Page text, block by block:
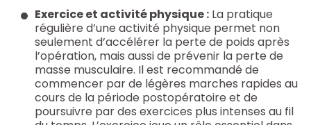
Exercice et activité physique : La pratique
régulière d’une activité physique permet non
seulement d’accélérer la perte de poids après
l’opération, mais aussi de prévenir la perte de
masse musculaire. Il est recommandé de
commencer par de légères marches rapides au
cours de la période postopératoire et de
poursuivre par des exercices plus intenses au fil